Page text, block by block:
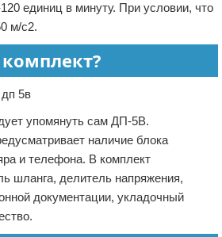
единиц в минуту. При условии, что
м/с2.
упомянуть сам ДП-5В.
наличие блока
и телефона. В комплект
шланга, делитель напряжения,
документации, укладочный